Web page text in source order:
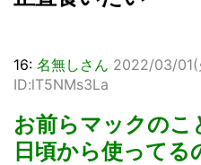
16: 名無しさん 2022/03/01(
ID:lT5NMs3La
お前らマックのこ
日頃から使ってる